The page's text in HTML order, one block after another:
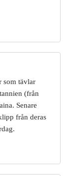
som tävlar
(från
Senare
från deras